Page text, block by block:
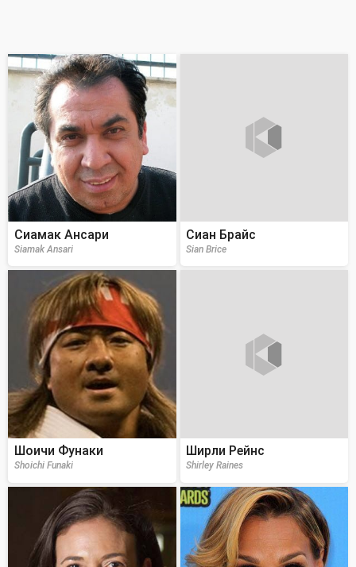
Сиамак Ансари
Siamak Ansari
Сиан Брайс
Sian Brice
Шоичи Фунаки
Shoichi Funaki
Ширли Рейнс
Shirley Raines